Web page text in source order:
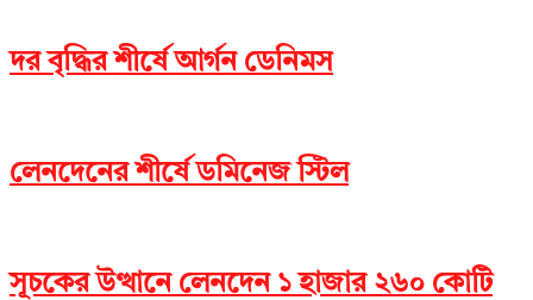
দর বৃদ্ধির শীর্ষে আর্গন ডেনিমস
লেনদেনের শীর্ষে ডমিনেজ স্টিল
সূচকের উত্থানে লেনদেন ১ হাজার ২৬০ কোটি